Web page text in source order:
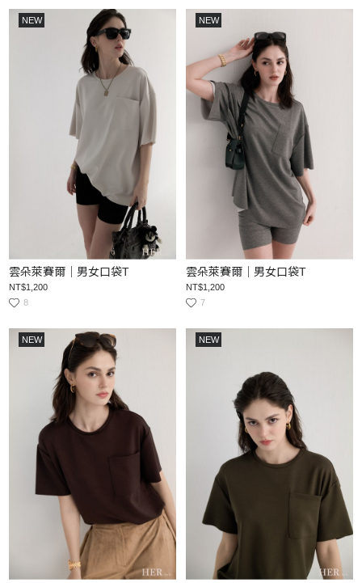
NEW
雲朵萊賽爾｜男女口袋T
NT$1,200
8
NEW
雲朵萊賽爾｜男女口袋T
NT$1,200
7
NEW NEW